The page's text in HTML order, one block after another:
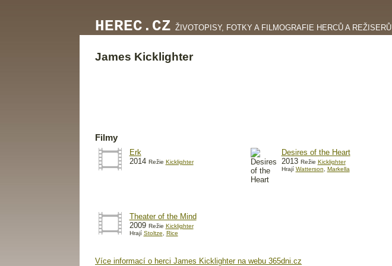
HEREC.CZ ŽIVOTOPISY, FOTKY A FILMOGRAFIE HERCŮ A REŽISERŮ
James Kicklighter
Filmy
Erk
2014 Režie Kicklighter
Desires of the Heart
2013 Režie Kicklighter
Hrají Watterson Markella
Theater of the Mind
2009 Režie Kicklighter
Hrají Stoltze Rice
Více informací o herci James Kicklighter na webu 365dni.cz